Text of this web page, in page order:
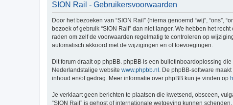
SION Rail - Gebruikersvoorwaarden
Door het bezoeken van “SION Rail” (hierna genoemd “wij”, “ons”,
bezoek of gebruik “SION Rail” dan niet langer. We hebben het
raden om zelf de voorwaarden regelmatig te controleren op
automatisch akkoord met de wijzigingen en of toevoegingen.
Dit forum draait op phpBB. phpBB is een bulletinboardoplossing
Nederlandstalige website www.phpbb.nl . De phpBB-software
inhoud en/of gedrag. Meer informatie over phpBB kun je vinden op
Je verklaart geen berichten te plaatsen die kwetsend, obsceen,
“SION Rail” is gehost of internationale wetgeving kunnen